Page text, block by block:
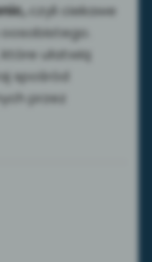
czyli ciekawe
ułatwią
spośród
przez